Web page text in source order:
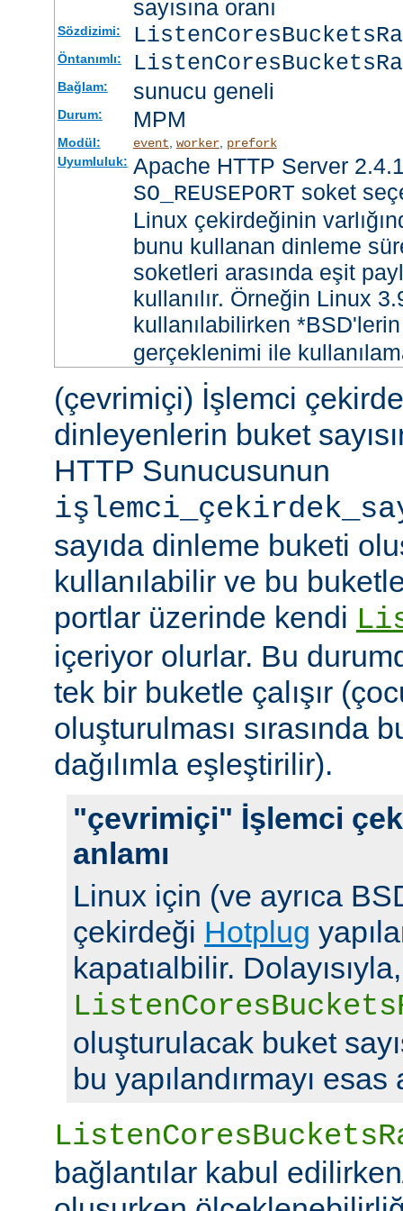
sayısına oranı
Sözdizimi:
Öntanımlı:
Bağlam: sunucu geneli
Durum: MPM
Modül: event worker, prefork
Uyumluluk: Apache HTTP Server
SO_REUSEPORT soket
Linux çekirdeğinin
bunu kullanan dinleme
soketleri arasında eşit
kullanılır. Örneğin Linux
kullanılabilirken
gerçeklenimi ile
(çevrimiçi) İşlemci
dinleyenlerin buket
HTTP Sunucusunun
sayıda dinleme buketi
kullanılabilir ve bu
portlar üzerinde kendi
içeriyor olurlar. Bu
tek bir buketle çalışır
oluşturulması sırasında
dağılımla eşleştirilir).
"çevrimiçi" İşlemci
anlamı
Linux için (ve ayrıca
çekirdeği Hotplug
kapatıalbilir. Dolayısıyla,
oluşturulacak buket
bu yapılandırmayı esas
bağlantılar kabul